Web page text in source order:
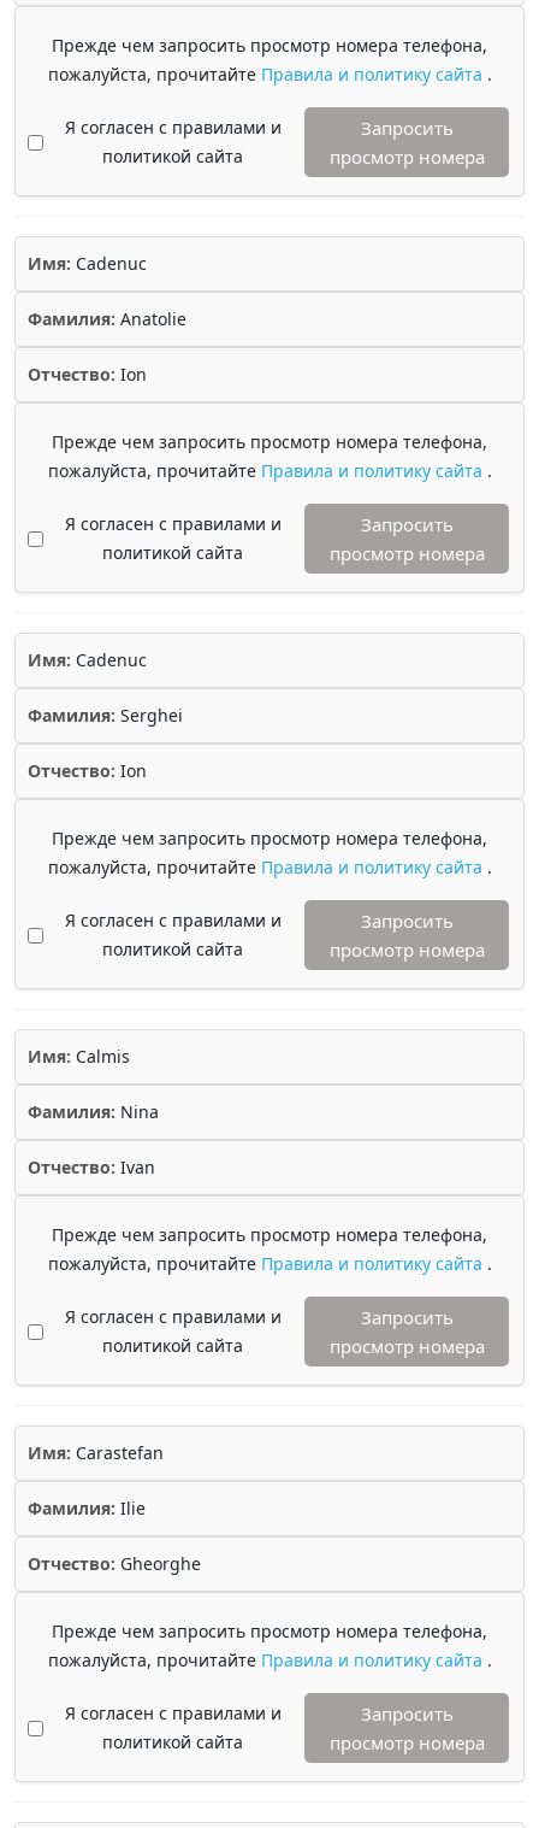
Прежде чем запросить просмотр номера телефона,
пожалуйста, прочитайте Правила и политику сайта .
Я согласен с правилами и
политикой сайта
Запросить
просмотр номера
Имя: Cadenuc
Фамилия: Anatolie
Отчество: Ion
Прежде чем запросить просмотр номера телефона,
пожалуйста, прочитайте Правила и политику сайта .
Я согласен с правилами и
политикой сайта
Запросить
просмотр номера
Имя: Cadenuc
Фамилия: Serghei
Отчество: Ion
Прежде чем запросить просмотр номера телефона,
пожалуйста, прочитайте Правила и политику сайта .
Я согласен с правилами и
политикой сайта
Запросить
просмотр номера
Имя: Calmis
Фамилия: Nina
Отчество: Ivan
Прежде чем запросить просмотр номера телефона,
пожалуйста, прочитайте Правила и политику сайта .
Я согласен с правилами и
политикой сайта
Запросить
просмотр номера
Имя: Carastefan
Фамилия: Ilie
Отчество: Gheorghe
Прежде чем запросить просмотр номера телефона,
пожалуйста, прочитайте Правила и политику сайта .
Я согласен с правилами и
политикой сайта
Запросить
просмотр номера